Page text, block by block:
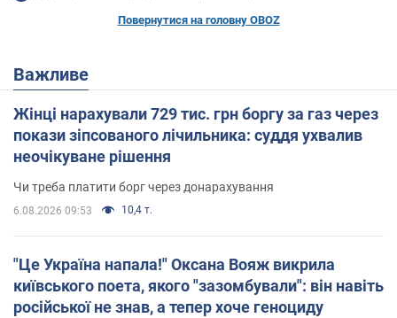
Повернутися на головну OBOZ
Важливе
Жінці нарахували 729 тис. грн боргу за газ через
покази зіпсованого лічильника: суддя ухвалив
неочікуване рішення
Чи треба платити борг через донарахування
6.08.2026 09:53 10,4 т.
"Це Україна напала!" Оксана Вояж викрила
київського поета, якого "зазомбували": він навіть
російської не знав, а тепер хоче геноциду